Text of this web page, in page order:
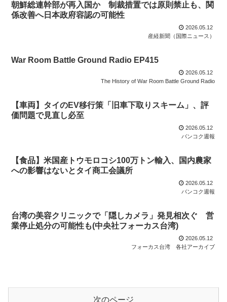
朝鮮総連幹部が再入国か 制裁措置では原則禁止も、関
係改善へ日本政府容認の可能性
2026.05.12
産経新聞（国際ニュース）
War Room Battle Ground Radio EP415
2026.05.12
The History of War Room Battle Ground Radio
【車両】タイのEV移行策「旧車下取りスキーム」、評
価問題で見直し必至
2026.05.12
バンコク週報
【食品】米国産トウモロコシ100万トン輸入、国内農家
への影響はないとタイ商工会議所
2026.05.12
バンコク週報
台湾の美容クリニックで「隠しカメラ」発見相次ぐ 営
業停止処分の可能性も(中央社フォーカス台湾)
2026.05.12
フォーカス台湾
各社アーカイブ
次のページ